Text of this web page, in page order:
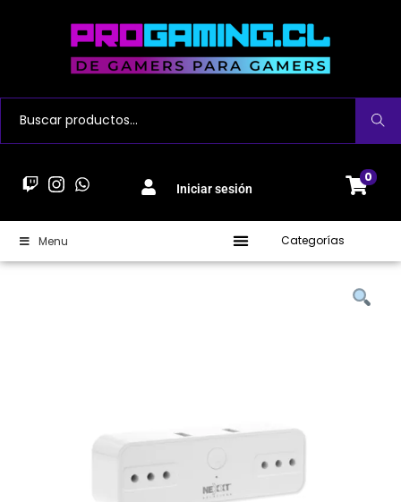
Buscar
Iniciar sesión
0
Menu Categorías